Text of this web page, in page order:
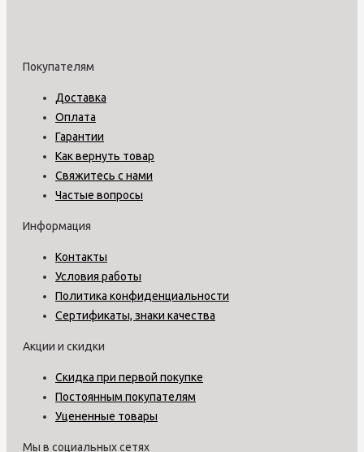
Покупателям
Доставка
Оплата
Гарантии
Как вернуть товар
Свяжитесь с нами
Частые вопросы
Информация
Контакты
Условия работы
Политика конфиденциальности
Сертификаты, знаки качества
Акции и скидки
Скидка при первой покупке
Постоянным покупателям
Уцененные товары
Мы в социальных сетях